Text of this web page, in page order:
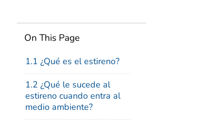
On This Page
1.1 ¿Qué es el estireno?
1.2 ¿Qué le sucede al
estireno cuando entra al
medio ambiente?